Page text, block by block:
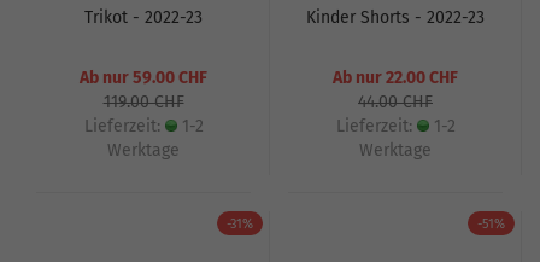
Trikot - 2022-23
Ab nur 59.00 CHF
119.00 CHF
Lieferzeit:
1-2
Werktage
Kinder Shorts - 2022-23
Ab nur 22.00 CHF
44.00 CHF
Lieferzeit:
1-2
Werktage
-31% -51%